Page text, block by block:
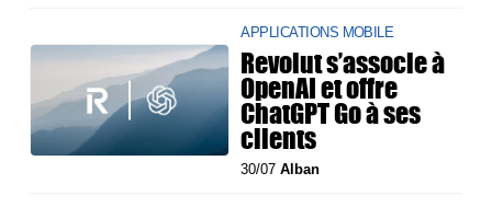
APPLICATIONS MOBILE
Revolut s’associe à
OpenAI et offre
ChatGPT Go à ses
clients
30/07Alban